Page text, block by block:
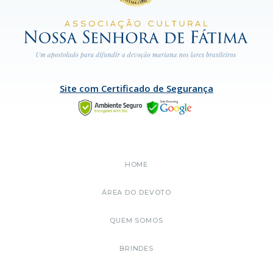
Site com Certificado de Segurança
HOME
ÁREA DO DEVOTO
QUEM SOMOS
BRINDES